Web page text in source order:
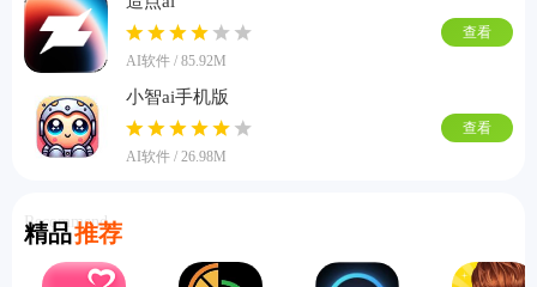
AI软件 / 85.92M
查看
小智ai手机版
AI软件 / 26.98M
查看
精品推荐
Recommend